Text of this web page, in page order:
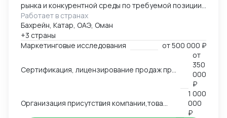
рынка и конкурентной среды по требуемой позиции/
группе товаров, обзор и анализ цен, конкурирующих
брендов, конкурентов по группам, обзор трендов,
национальных особенностей и традиции, основных
груп потребителей на региональных рынках. swot
продукции, адоптация к условиям и требованиям
дистрибутов, партнеров - Представление интересов
Вашей компании в регионе
Работает в странах
Бахрейн, Катар, ОАЭ, Оман
+3 страны
Маркетинговые исследования
от500 000 ₽
от
350
000
₽
Организация присутствия компании,товаров, услуг на международном рынке, запуск продаж
1 000
000
₽